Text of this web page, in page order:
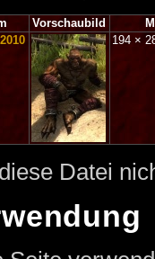
Vorschaubild
194 ×
Datei